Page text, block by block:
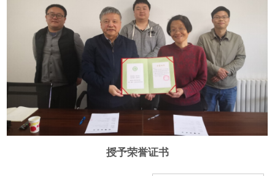
授予荣誉证书